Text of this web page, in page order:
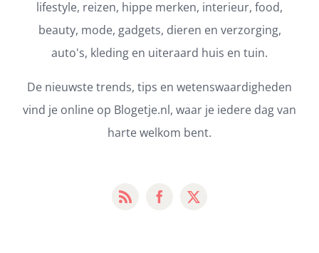
lifestyle, reizen, hippe merken, interieur, food,
beauty, mode, gadgets, dieren en verzorging,
auto's, kleding en uiteraard huis en tuin.
De nieuwste trends, tips en wetenswaardigheden
vind je online op Blogetje.nl, waar je iedere dag van
harte welkom bent.